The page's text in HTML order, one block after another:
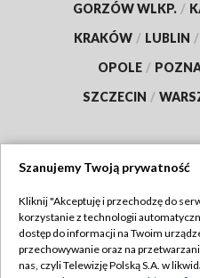
GORZÓW WLKP. /
KRAKÓW / LUBLIN /
OPOLE /
SZCZECIN /
Abonament TVP
Szanujemy Twoją prywatność
Kliknij "Akceptuję i przechodzę do
korzystanie z technologii
dostęp do informacji na Twoim
przechowywanie oraz na
nas, czyli Telewizję Polską S.A. w